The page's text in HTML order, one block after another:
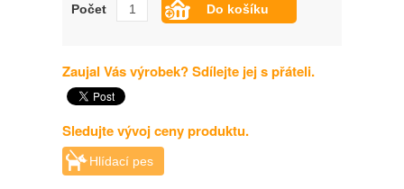
Počet
Zaujal Vás výrobek? Sdílejte jej s přáteli.
Sledujte vývoj ceny produktu.
Hlídací pes